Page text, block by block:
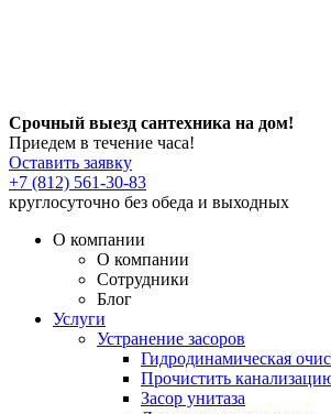
Срочный выезд сантехника на дом!
Приедем в течение часа!
Оставить заявку
+7 (812) 561-30-83
круглосуточно без обеда и выходных
О компании
О компании
Сотрудники
Блог
Услуги
Устранение засоров
Гидродинамическая
Прочистить
Засор унитаза